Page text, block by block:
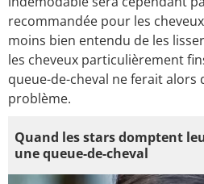
recommandée pour les
moins bien entendu de les
les cheveux particulièrement
queue-de-cheval ne ferait alors
problème.
Quand les stars domptent
une queue-de-cheval